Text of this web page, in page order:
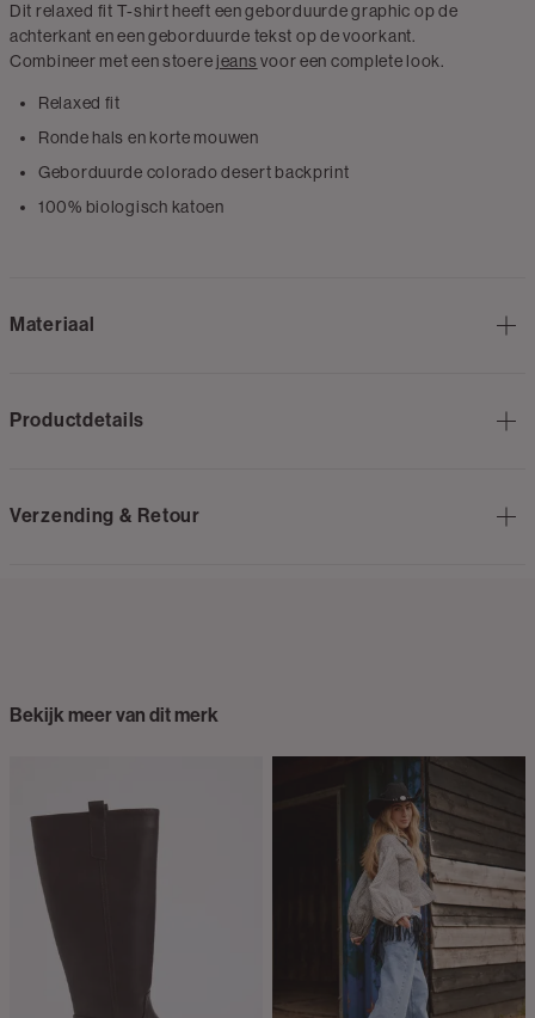
Dit relaxed fit T-shirt heeft een geborduurde graphic op de
achterkant en een geborduurde tekst op de voorkant.
Combineer met een stoere jeansvoor een complete look.
Relaxed fit
Ronde hals en korte mouwen
Geborduurde colorado desert backprint
100% biologisch katoen
Materiaal
Productdetails
Verzending & Retour
Bekijk meer van dit merk